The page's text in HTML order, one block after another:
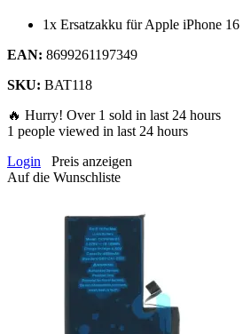
1x Ersatzakku für Apple iPhone 16
EAN: 8699261197349
SKU: BAT118
🔥 Hurry! Over 1 sold in last 24 hours
1 people viewed in last 24 hours
Login
Preis anzeigen
Auf die Wunschliste